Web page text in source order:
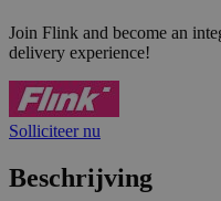
Join Flink and become an
delivery experience!
Solliciteer nu
Beschrijving